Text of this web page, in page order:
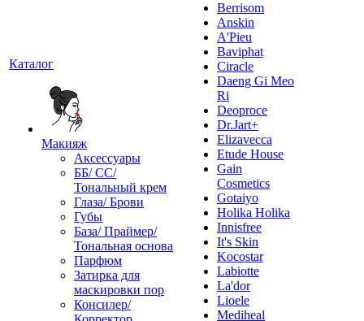
Каталог
Макияж
Аксессуары
ББ/ СС/
Тональный крем
Глаза/ Брови
Губы
База/ Праймер/
Тональная основа
Парфюм
Затирка для
маскировки пор
Консилер/
Berrisom
Anskin
A'Pieu
Baviphat
Ciracle
Daeng Gi Meo
Ri
Deoproce
Dr.Jart+
Elizavecca
Etude House
Gain
Cosmetics
Gotaiyo
Holika Holika
Innisfree
It's Skin
Kocostar
Labiotte
La'dor
Lioele
Mediheal